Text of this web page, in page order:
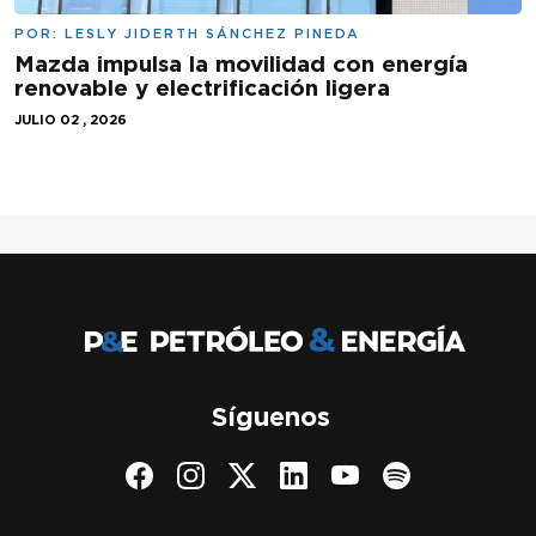
POR: LESLY JIDERTH SÁNCHEZ PINEDA
Mazda impulsa la movilidad con energía
renovable y electrificación ligera
JULIO 02 , 2026
Síguenos